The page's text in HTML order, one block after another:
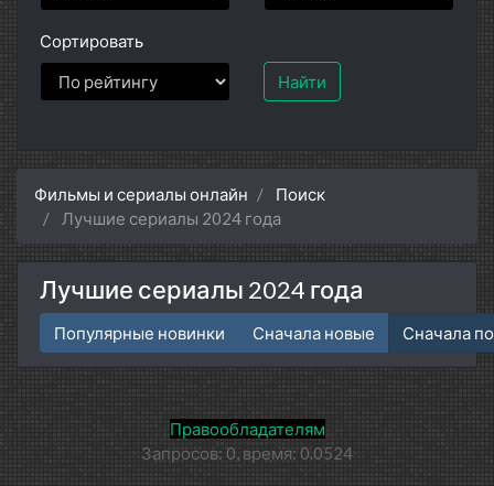
Сортировать
Найти
Фильмы и сериалы онлайн
Поиск
Лучшие сериалы 2024 года
Лучшие сериалы 2024 года
Популярные новинки Сначала новые Сначала
Правообладателям
Запросов: 0, время: 0.0524